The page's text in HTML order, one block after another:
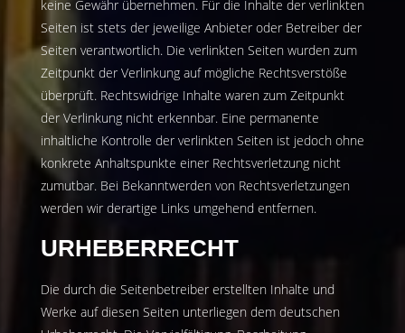
keine Gewähr übernehmen. Für die Inhalte der verlinkten
Seiten ist stets der jeweilige Anbieter oder Betreiber der
Seiten verantwortlich. Die verlinkten Seiten wurden zum
Zeitpunkt der Verlinkung auf mögliche Rechtsverstöße
überprüft. Rechtswidrige Inhalte waren zum Zeitpunkt
der Verlinkung nicht erkennbar. Eine permanente
inhaltliche Kontrolle der verlinkten Seiten ist jedoch ohne
konkrete Anhaltspunkte einer Rechtsverletzung nicht
zumutbar. Bei Bekanntwerden von Rechtsverletzungen
werden wir derartige Links umgehend entfernen.
URHEBERRECHT
Die durch die Seitenbetreiber erstellten Inhalte und
Werke auf diesen Seiten unterliegen dem deutschen